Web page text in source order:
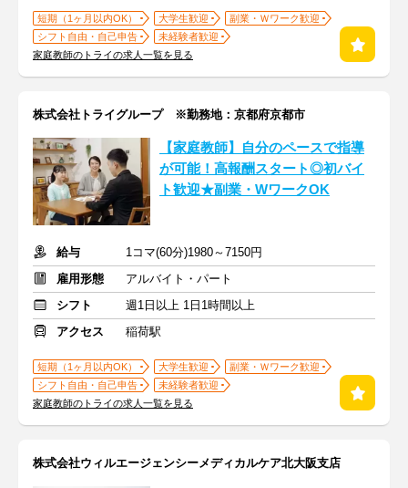
短期（1ヶ月以内OK） 大学生歓迎
副業・Ｗワーク歓迎
シフト自由・自己申告
未経験者歓迎
家庭教師のトライの求人一覧を見る
株式会社トライグループ ※勤務地：京都府京都市
【家庭教師】自分のペースで指導
が可能！高報酬スタート◎初バイ
ト歓迎★副業・WワークOK
給与
1コマ(60分)1980～7150円
雇用形態
アルバイト・パート
シフト
週1日以上 1日1時間以上
アクセス
稲荷駅
短期（1ヶ月以内OK） 大学生歓迎
副業・Ｗワーク歓迎
シフト自由・自己申告
未経験者歓迎
家庭教師のトライの求人一覧を見る
株式会社ウィルエージェンシーメディカルケア北大阪支店